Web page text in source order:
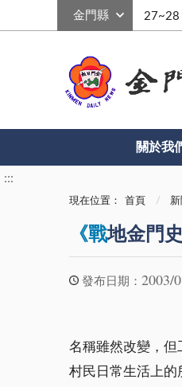
關於我
:::
現在位置： 首頁
《戰地金門
發布日期： 2003/
名稱雖然改變，但
村民日常生活上的